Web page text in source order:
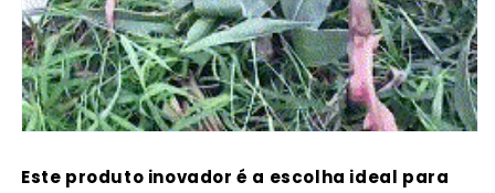
Este produto inovador é a escolha ideal para